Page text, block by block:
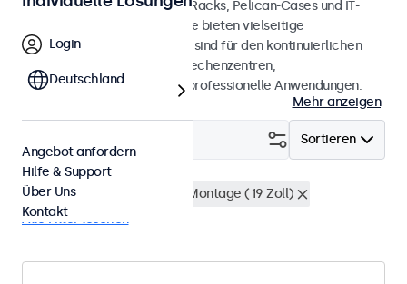
Integration in 19-Zoll-Server-Racks, Pelican-Cases und IT-
Umgebungen. Diese Monitore bieten vielseitige
Anschlussmöglichkeiten und sind für den kontinuierlichen
Betrieb geeignet. Ideal für Rechenzentren,
Netzwerkmanagement und professionelle Anwendungen.
Mehr anzeigen
Sortieren
Wasserdicht (IP65)
Rack-Montage (19 Zoll)
Alle Filter löschen
Login
Deutschland
Angebot anfordern
Hilfe & Support
Über Uns
Kontakt